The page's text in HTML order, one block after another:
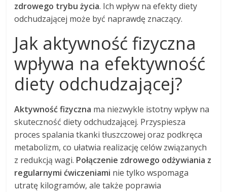
zdrowego trybu życia. Ich wpływ na efekty diety
odchudzającej może być naprawdę znaczący.
Jak aktywność fizyczna
wpływa na efektywność
diety odchudzającej?
Aktywność fizyczna ma niezwykle istotny wpływ na
skuteczność diety odchudzającej. Przyspiesza
proces spalania tkanki tłuszczowej oraz podkręca
metabolizm, co ułatwia realizację celów związanych
z redukcją wagi. Połączenie zdrowego odżywiania z
regularnymi ćwiczeniami nie tylko wspomaga
utratę kilogramów, ale także poprawia